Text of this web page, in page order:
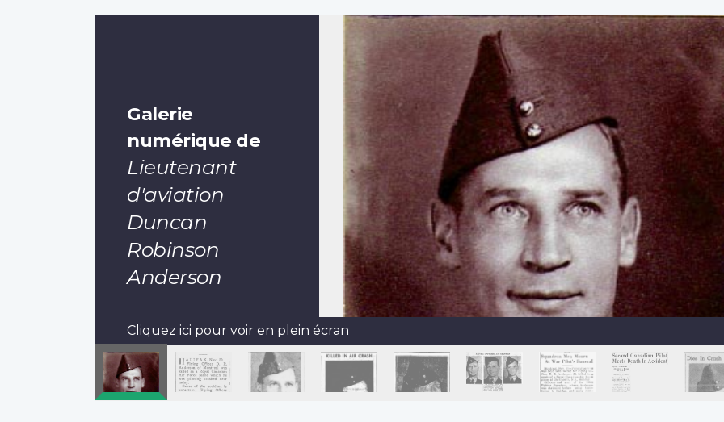
Galerie
numérique de
Lieutenant
d'aviation
Duncan
Robinson
Anderson
Cliquez ici pour voir en plein écran
Pagination